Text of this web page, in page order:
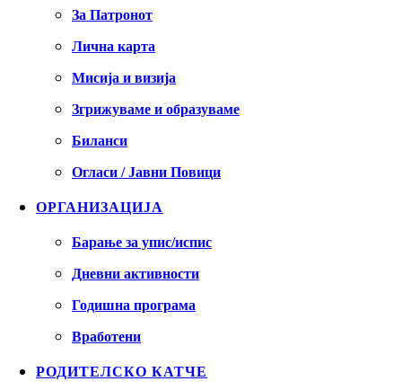
За Патронот
Лична карта
Мисија и визија
Згрижуваме и образуваме
Биланси
Огласи / Јавни Повици
ОРГАНИЗАЦИЈА
Барање за упис/испис
Дневни активности
Годишна програма
Вработени
РОДИТЕЛСКО КАТЧЕ